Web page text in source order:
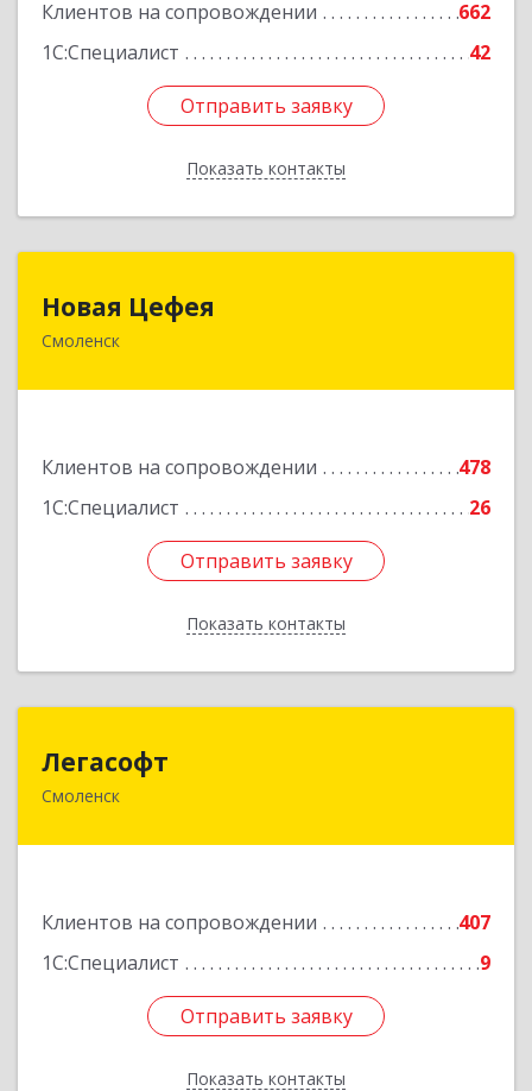
Клиентов на сопровождении
662
1С:Специалист
42
Отправить заявку
Показать контакты
Отправить заявку
Назад
Новая Цефея
Смоленск
Клиентов на сопровождении
478
1С:Специалист
26
Отправить заявку
Показать контакты
214018, Смоленская обл, Смоленск г, Раевского
Отправить заявку
Назад
Легасофт
Смоленск
Клиентов на сопровождении
407
1С:Специалист
9
Отправить заявку
Показать контакты
214018, Смоленская обл, Смоленск г, Ново-
Отправить заявку
Назад